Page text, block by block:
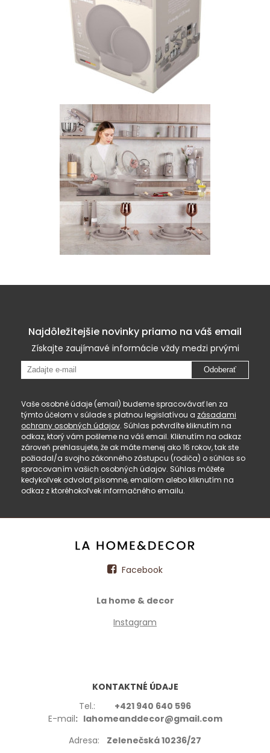
Najdôležitejšie novinky priamo na váš email
Získajte zaujímavé informácie vždy medzi prvými
Odoberať
Vaše osobné údaje (email) budeme spracovávať len za
týmto účelom v súlade s platnou legislatívou a zásadami
ochrany osobných údajov. Súhlas potvrdíte kliknutím na
odkaz, ktorý vám pošleme na váš email. Kliknutím na odkaz
zároveň prehlasujete, že ak máte menej ako 16 rokov, tak ste
požiadal/a svojho zákonného zástupcu (rodiča) o súhlas so
spracovaním vašich osobných údajov. Súhlas môžete
kedykoľvek odvolať písomne, emailom alebo kliknutím na
odkaz z ktoréhokoľvek informačného emailu.
Facebook
La home & decor
Instagram
KONTAKTNÉ ÚDAJE
Tel.: +421 940 640 596
E-mail: lahomeanddecor@gmail.com
Adresa: Zelenečská 10236/27